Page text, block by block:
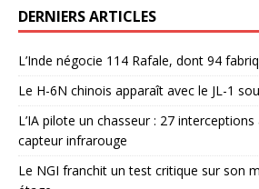
DERNIERS ARTICLES
L’Inde négocie 114 Rafale, dont 94
Le H-6N chinois apparaît avec le JL-1
L’IA pilote un chasseur : 27
capteur infrarouge
Le NGI franchit un test critique sur son